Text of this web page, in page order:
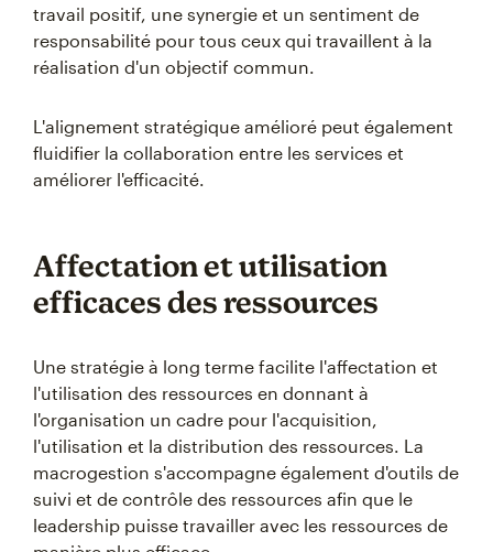
travail positif, une synergie et un sentiment de
responsabilité pour tous ceux qui travaillent à la
réalisation d'un objectif commun.
L'alignement stratégique amélioré peut également
fluidifier la collaboration entre les services et
améliorer l'efficacité.
Affectation et utilisation
efficaces des ressources
Une stratégie à long terme facilite l'affectation et
l'utilisation des ressources en donnant à
l'organisation un cadre pour l'acquisition,
l'utilisation et la distribution des ressources. La
macrogestion s'accompagne également d'outils de
suivi et de contrôle des ressources afin que le
leadership puisse travailler avec les ressources de